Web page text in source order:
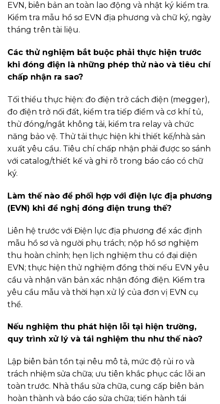
EVN, biên bản an toàn lao động và nhật ký kiểm tra.
Kiểm tra mẫu hồ sơ EVN địa phương và chữ ký, ngày
tháng trên tài liệu.
Các thử nghiệm bắt buộc phải thực hiện trước
khi đóng điện là những phép thử nào và tiêu chí
chấp nhận ra sao?
Tối thiểu thực hiện: đo điện trở cách điện (megger),
đo điện trở nối đất, kiểm tra tiếp điểm và cơ khí tủ,
thử đóng/ngắt không tải, kiểm tra relay và chức
năng bảo vệ. Thử tải thực hiện khi thiết kế/nhà sản
xuất yêu cầu. Tiêu chí chấp nhận phải được so sánh
với catalog/thiết kế và ghi rõ trong báo cáo có chữ
ký.
Làm thế nào để phối hợp với điện lực địa phương
(EVN) khi đề nghị đóng điện trung thế?
Liên hệ trước với Điện lực địa phương để xác định
mẫu hồ sơ và người phụ trách; nộp hồ sơ nghiệm
thu hoàn chỉnh; hẹn lịch nghiệm thu có đại diện
EVN; thực hiện thử nghiệm đồng thời nếu EVN yêu
cầu và nhận văn bản xác nhận đóng điện. Kiểm tra
yêu cầu mẫu và thời hạn xử lý của đơn vị EVN cụ
thể.
Nếu nghiệm thu phát hiện lỗi tại hiện trường,
quy trình xử lý và tái nghiệm thu như thế nào?
Lập biên bản tồn tại nêu mô tả, mức độ rủi ro và
trách nhiệm sửa chữa; ưu tiên khắc phục các lỗi an
toàn trước. Nhà thầu sửa chữa, cung cấp biên bản
hoàn thành và báo cáo sửa chữa; tiến hành tái